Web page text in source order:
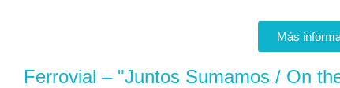
Más
Ferrovial – "Juntos Sumamos / On